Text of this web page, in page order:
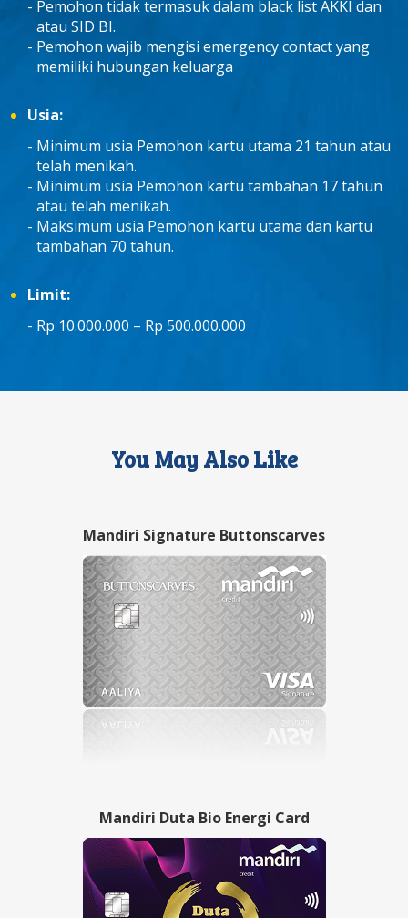
Pemohon tidak termasuk dalam black list AKKI dan
atau SID BI.
Pemohon wajib mengisi emergency contact yang
memiliki hubungan keluarga
Usia:
Minimum usia Pemohon kartu utama 21 tahun atau
telah menikah.
Minimum usia Pemohon kartu tambahan 17 tahun
atau telah menikah.
Maksimum usia Pemohon kartu utama dan kartu
tambahan 70 tahun.
Limit:
Rp 10.000.000 – Rp 500.000.000
You May Also Like
Mandiri Signature Buttonscarves
Mandiri Duta Bio Energi Card